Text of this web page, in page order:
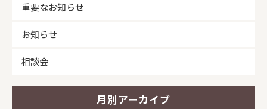
重要なお知らせ
お知らせ
相談会
月別アーカイブ